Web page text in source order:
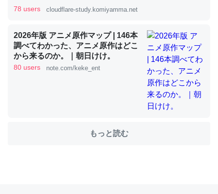
類は苦労してるんだな…。腹足類だと殻を無くしてナメク
─ニュース :: 【研究発表】昆虫学の大問題＝「昆虫はなぜ海にいな
いのか」に関する新仮説
ウチもEchoを実家に置いて４年。でたまに覗いてる。ぼ
位置情報を共有してる。電池残量や充電中かが分かるので
78 users cloudflare-study.komiyamma.net
2026年版 アニメ原作マップ | 146本
調べてわかった、アニメ原作はどこ
から来るのか。｜朝日けけ。
80 users note.com/keke_ent
もっと読む